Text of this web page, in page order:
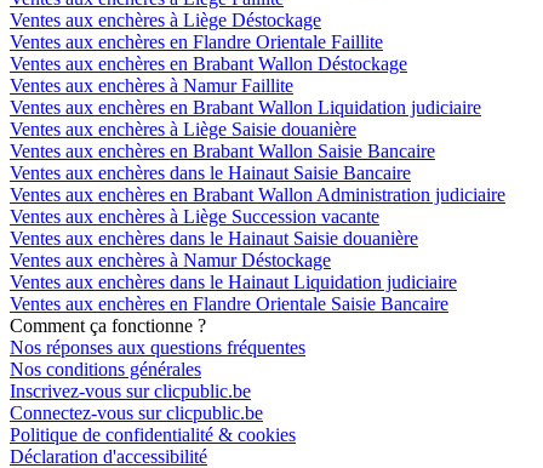
Ventes aux enchères à Liège Déstockage
Ventes aux enchères en Flandre Orientale Faillite
Ventes aux enchères en Brabant Wallon Déstockage
Ventes aux enchères à Namur Faillite
Ventes aux enchères en Brabant Wallon Liquidation judiciaire
Ventes aux enchères à Liège Saisie douanière
Ventes aux enchères en Brabant Wallon Saisie Bancaire
Ventes aux enchères dans le Hainaut Saisie Bancaire
Ventes aux enchères en Brabant Wallon Administration judiciaire
Ventes aux enchères à Liège Succession vacante
Ventes aux enchères dans le Hainaut Saisie douanière
Ventes aux enchères à Namur Déstockage
Ventes aux enchères dans le Hainaut Liquidation judiciaire
Ventes aux enchères en Flandre Orientale Saisie Bancaire
Comment ça fonctionne ?
Nos réponses aux questions fréquentes
Nos conditions générales
Inscrivez-vous sur clicpublic.be
Connectez-vous sur clicpublic.be
Politique de confidentialité & cookies
Déclaration d'accessibilité